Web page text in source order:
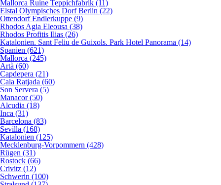
Mallorca Ruine Teppichfabrik (11)
Elstal Olympisches Dorf Berlin (22)
Ottendorf Endlerkuppe (9)
Rhodos Agia Eleousa (38)
Rhodos Profitis Ilias (26)
Katalonien. Sant Feliu de Guixols. Park Hotel Panorama (14)
Spanien (621)
Mallorca (245)
Artà (60)
Capdepera (21)
Cala Ratjada (60)
Son Servera (5)
Manacor (50)
Alcudia (18)
Inca (31)
Barcelona (83)
Sevilla (168)
Katalonien (125)
Mecklenburg-Vorpommern (428)
Rügen (31)
Rostock (66)
Crivitz (12)
Schwerin (100)